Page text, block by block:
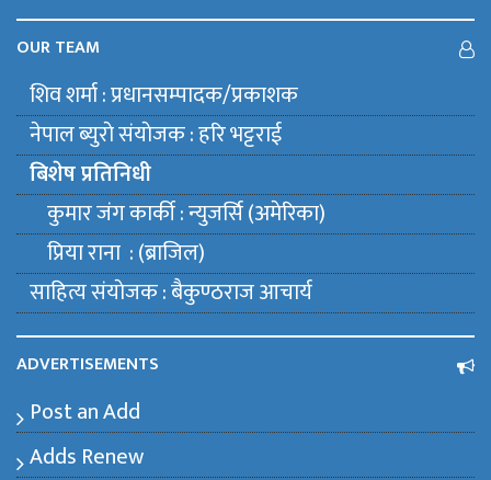
OUR TEAM
शिव शर्मा : प्रधानसम्पादक/प्रकाशक
नेपाल ब्युराे संयाेजक : हरि भट्टराई
बिशेष प्रतिनिधी
कुमार जंग कार्की : न्युजर्सि (अमेरिका)
प्रिया राना : (ब्राजिल)
साहित्य संयाेजक : बैकुण्ठराज आचार्य
ADVERTISEMENTS
Post an Add
Adds Renew